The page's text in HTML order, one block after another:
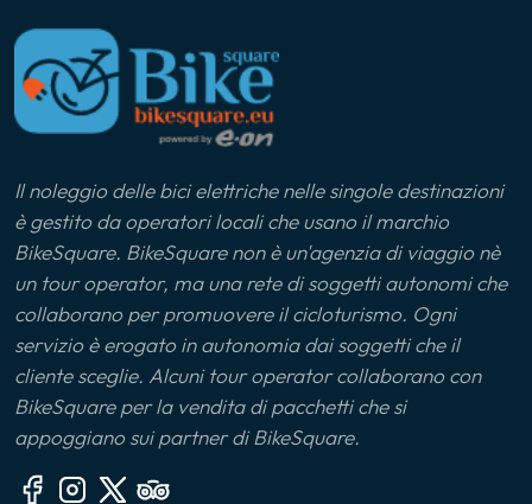
Il noleggio delle bici elettriche nelle singole destinazioni
è gestito da operatori locali che usano il marchio
BikeSquare. BikeSquare non è un'agenzia di viaggio nè
un tour operator, ma una rete di soggetti autonomi che
collaborano per promuovere il cicloturismo. Ogni
servizio è erogato in autonomia dai soggetti che il
cliente sceglie. Alcuni tour operator collaborano con
BikeSquare per la vendita di pacchetti che si
appoggiano sui partner di BikeSquare.